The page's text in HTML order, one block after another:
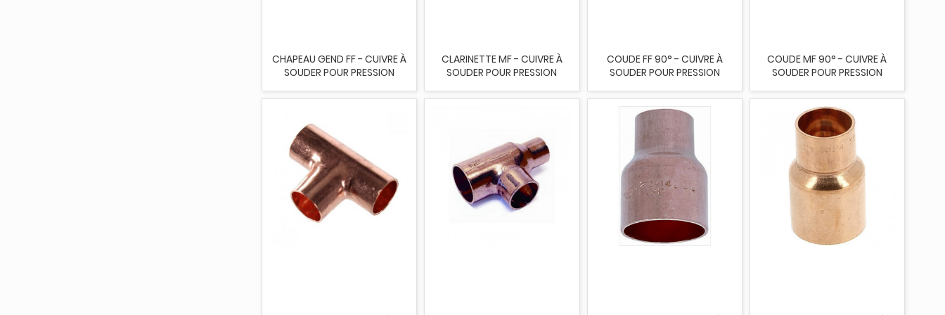
CHAPEAU GEND FF - CUIVRE À
SOUDER POUR PRESSION
CLARINETTE MF - CUIVRE À
SOUDER POUR PRESSION
COUDE FF 90° - CUIVRE À
SOUDER POUR PRESSION
COUDE MF 90° - CUIVRE À
SOUDER POUR PRESSION